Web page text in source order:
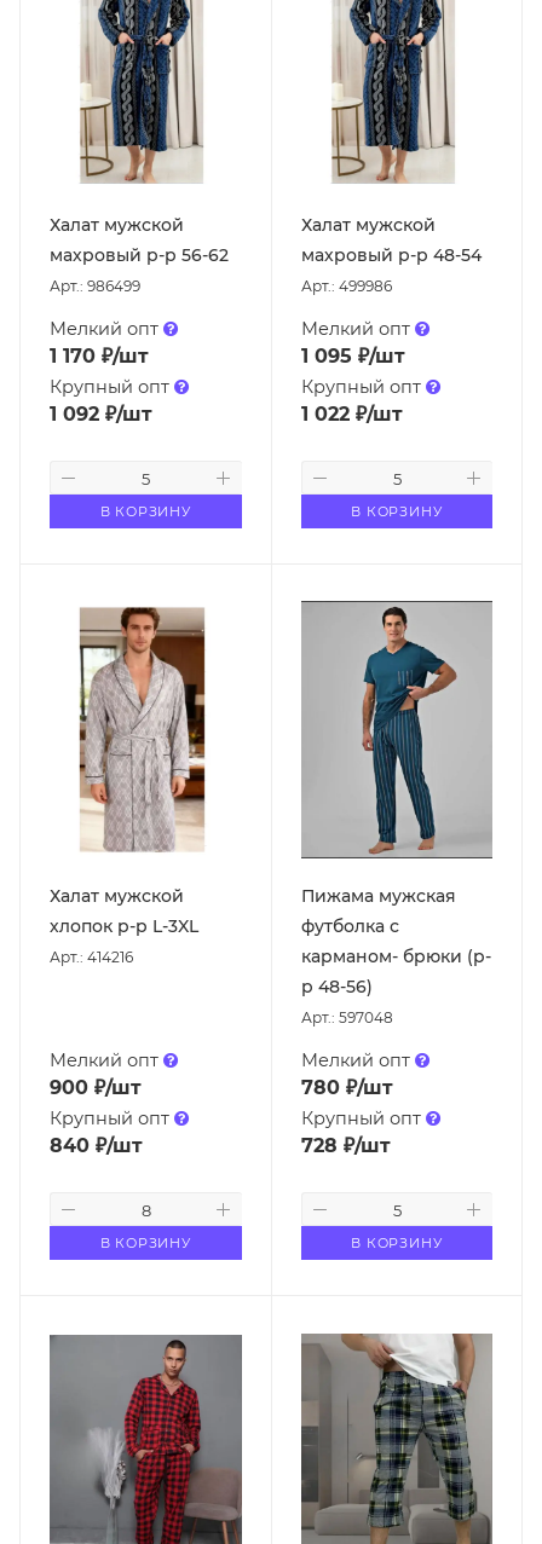
Халат мужской
махровый р-р 56-62
Арт.: 986499
Мелкий опт
1 170 ₽/шт
Крупный опт
1 092 ₽/шт
В КОРЗИНУ
Халат мужской
махровый р-р 48-54
Арт.: 499986
Мелкий опт
1 095 ₽/шт
Крупный опт
1 022₽/шт
В КОРЗИНУ
Халат мужской
хлопок р-р L-3XL
Арт.: 414216
Мелкий опт
900 ₽/шт
Крупный опт
840 ₽/шт
В КОРЗИНУ
Пижама мужская
футболка с
карманом- брюки (р-
р 48-56)
Арт.: 597048
Мелкий опт
780₽/шт
Крупный опт
728 ₽/шт
В КОРЗИНУ